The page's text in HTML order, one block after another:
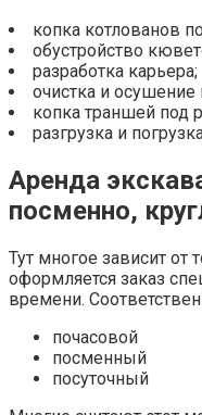
копка котлованов
обустройство
разработка карьера;
очистка и
копка траншей под
разгрузка и
Аренда
посменно,
Тут многое зависит от
оформляется заказ
времени.
почасовой
посменный
посуточный